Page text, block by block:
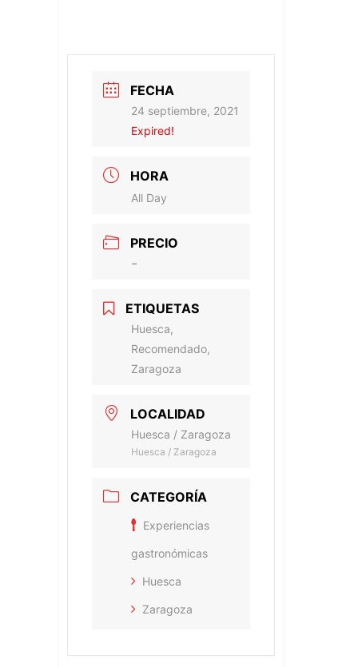
FECHA
24 septiembre, 2021
Expired!
HORA
All Day
PRECIO
-
ETIQUETAS
Huesca,
Recomendado,
Zaragoza
LOCALIDAD
Huesca / Zaragoza
Huesca / Zaragoza
CATEGORÍA
Experiencias
gastronómicas
Huesca
Zaragoza